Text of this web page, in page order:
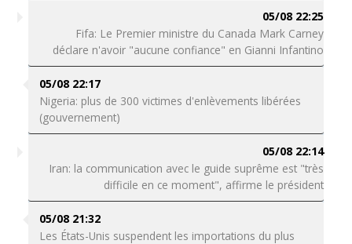
05/08 22:25
Fifa: Le Premier ministre du Canada Mark Carney
déclare n'avoir "aucune confiance" en Gianni Infantino
05/08 22:17
Nigeria: plus de 300 victimes d'enlèvements libérées
(gouvernement)
05/08 22:14
Iran: la communication avec le guide suprême est "très
difficile en ce moment", affirme le président
05/08 21:32
Les États-Unis suspendent les importations du plus